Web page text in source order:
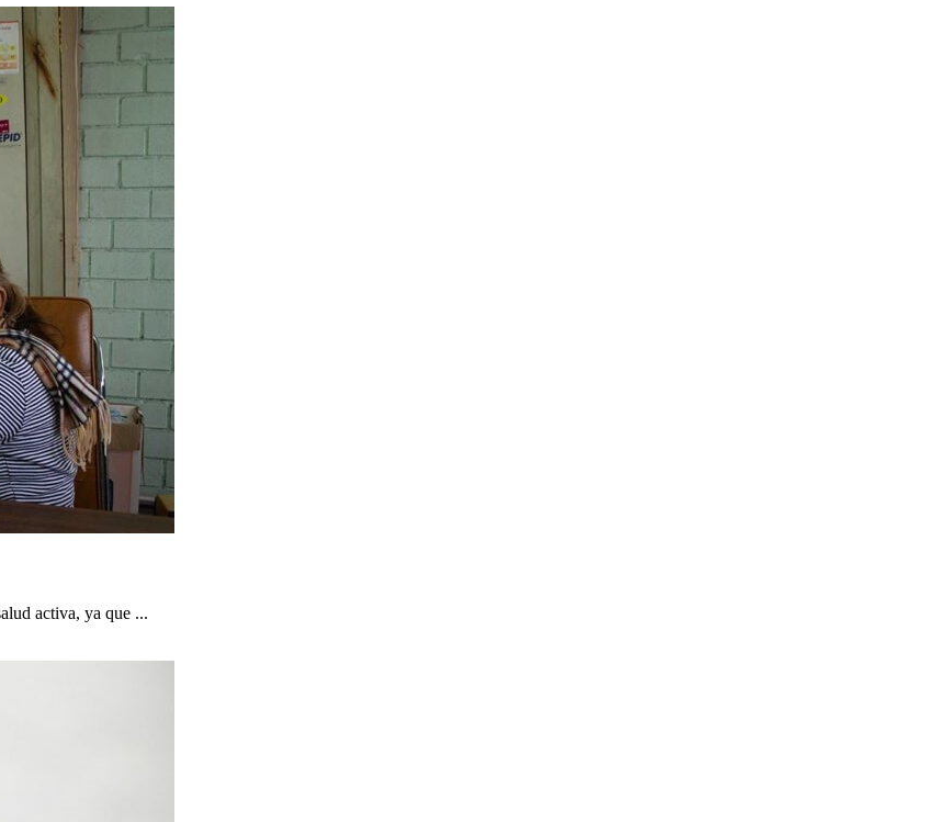
activa, ya que ...